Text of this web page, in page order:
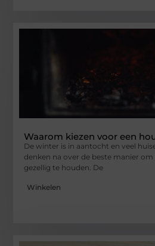
Waarom kiezen voor een
De winter is in aantocht en veel
denken na over de beste manier
gezellig te houden. De
Winkelen